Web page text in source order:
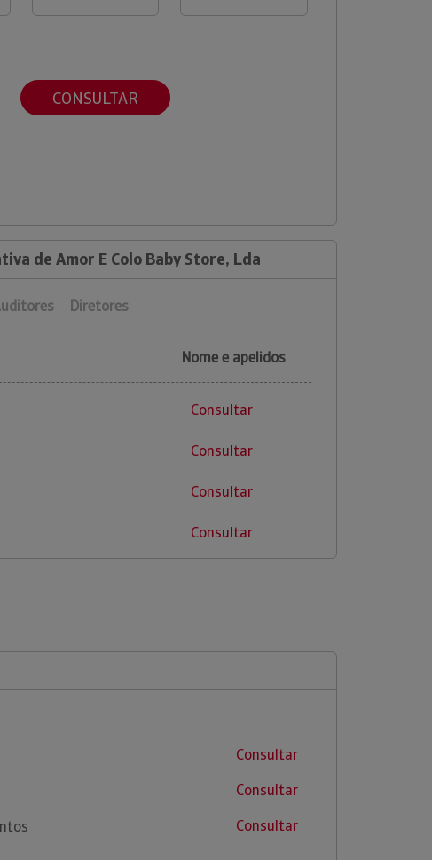
CONSULTAR
de Amor E Colo Baby Store, Lda
Diretores
Nome e apelidos
Consultar
Consultar
Consultar
Consultar
Consultar
Consultar
Consultar